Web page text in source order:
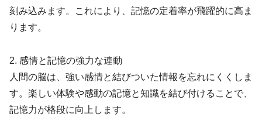
刻み込みます。これにより、記憶の定着率が飛躍的に高ま
ります。
2. 感情と記憶の強力な連動
人間の脳は、強い感情と結びついた情報を忘れにくくしま
す。楽しい体験や感動の記憶と知識を結び付けることで、
記憶力が格段に向上します。